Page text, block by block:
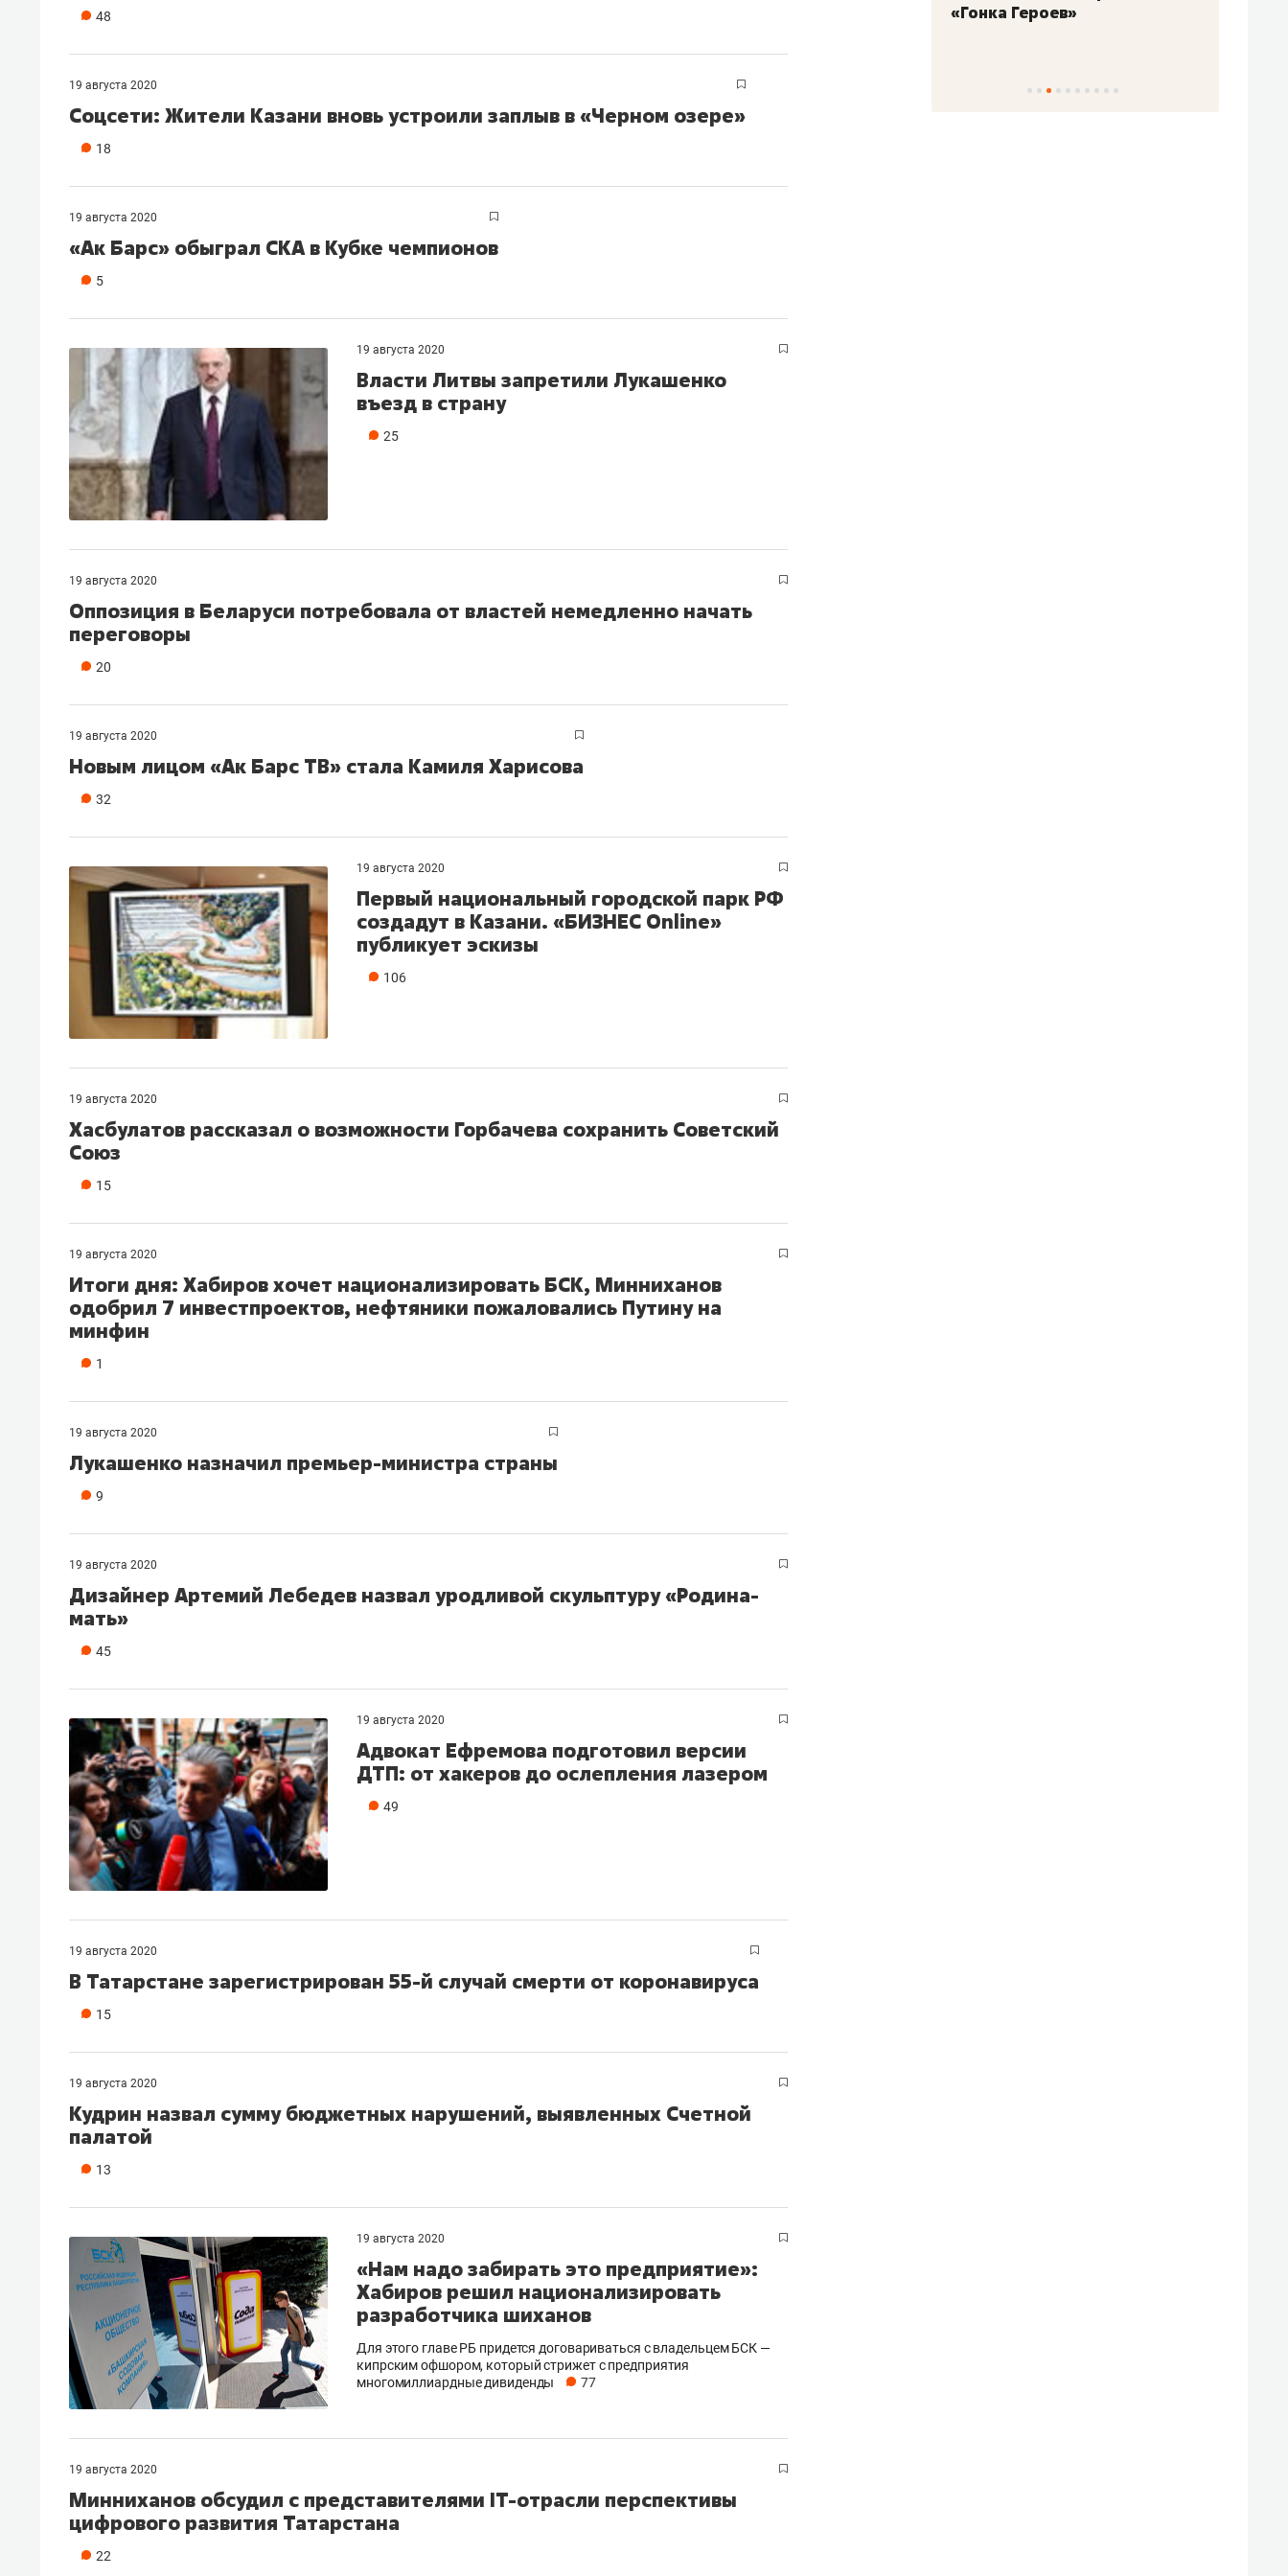
48
19 августа 2020
Соцсети: Жители Казани вновь устроили заплыв в «Черном озере»
18
19 августа 2020
«Ак Барс» обыграл СКА в Кубке чемпионов
5
19 августа 2020
Власти Литвы запретили Лукашенко
въезд в страну
25
19 августа 2020
Оппозиция в Беларуси потребовала от властей немедленно начать
переговоры
20
19 августа 2020
Новым лицом «Ак Барс ТВ» стала Камиля Харисова
32
19 августа 2020
Первый национальный городской парк РФ
создадут в Казани. «БИЗНЕС Online»
публикует эскизы
106
19 августа 2020
Хасбулатов рассказал о возможности Горбачева сохранить Советский
Союз
15
19 августа 2020
Итоги дня: Хабиров хочет национализировать БСК, Минниханов
одобрил 7 инвестпроектов, нефтяники пожаловались Путину на
минфин
1
19 августа 2020
Лукашенко назначил премьер-министра страны
9
19 августа 2020
Дизайнер Артемий Лебедев назвал уродливой скульптуру «Родина-
мать»
45
19 августа 2020
Адвокат Ефремова подготовил версии
ДТП: от хакеров до ослепления лазером
49
19 августа 2020
В Татарстане зарегистрирован 55-й случай смерти от коронавируса
15
19 августа 2020
Кудрин назвал сумму бюджетных нарушений, выявленных Счетной
палатой
13
19 августа 2020
«Нам надо забирать это предприятие»:
Хабиров решил национализировать
разработчика шиханов
Для этого главе РБ придется договариваться с владельцем БСК —
кипрским офшором, который стрижет с предприятия
многомиллиардные дивиденды
77
19 августа 2020
Минниханов обсудил с представителями IT-отрасли перспективы
цифрового развития Татарстана
22
«Гонка Героев»